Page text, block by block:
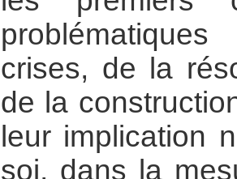
crises, de la
de la
leur implication
soi, dans la